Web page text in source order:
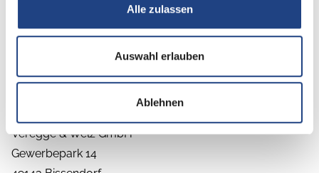
Alle zulassen
Auswahl erlauben
Ablehnen
Haben wir Ihr Interesse geweckt? Dann freuen wir uns
auf Ihre Online-Bewerbung.
Veregge & Welz GmbH
Gewerbepark 14